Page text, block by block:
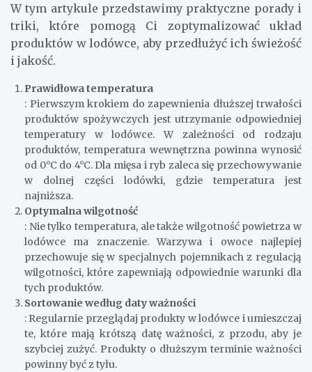
W tym artykule przedstawimy praktyczne porady i
triki, które pomogą Ci zoptymalizować układ
produktów w lodówce, aby przedłużyć ich świeżość
i jakość.
Prawidłowa temperatura
: Pierwszym krokiem do zapewnienia dłuższej trwałości
produktów spożywczych jest utrzymanie odpowiedniej
temperatury w lodówce. W zależności od rodzaju
produktów, temperatura wewnętrzna powinna wynosić
od 0°C do 4°C. Dla mięsa i ryb zaleca się przechowywanie
w dolnej części lodówki, gdzie temperatura jest
najniższa.
Optymalna wilgotność
: Nie tylko temperatura, ale także wilgotność powietrza w
lodówce ma znaczenie. Warzywa i owoce najlepiej
przechowuje się w specjalnych pojemnikach z regulacją
wilgotności, które zapewniają odpowiednie warunki dla
tych produktów.
Sortowanie według daty ważności
: Regularnie przeglądaj produkty w lodówce i umieszczaj
te, które mają krótszą datę ważności, z przodu, aby je
szybciej zużyć. Produkty o dłuższym terminie ważności
powinny być z tyłu.